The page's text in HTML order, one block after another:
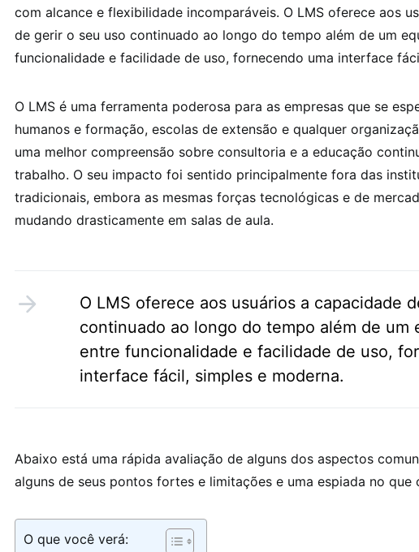
com alcance e flexibilidade incomparáveis. O LMS oferece aos
de gerir o seu uso continuado ao longo do tempo além de um
funcionalidade e facilidade de uso, fornecendo uma interface
O LMS é uma ferramenta poderosa para as empresas que se
humanos e formação, escolas de extensão e qualquer
uma melhor compreensão sobre consultoria e a educação
trabalho. O seu impacto foi sentido principalmente fora das
tradicionais, embora as mesmas forças tecnológicas e de
mudando drasticamente em salas de aula.
O LMS oferece aos usuários a capacidade
continuado ao longo do tempo além de um
entre funcionalidade e facilidade de uso,
interface fácil, simples e moderna.
Abaixo está uma rápida avaliação de alguns dos aspectos
alguns de seus pontos fortes e limitações e uma espiada no que
O que você verá: